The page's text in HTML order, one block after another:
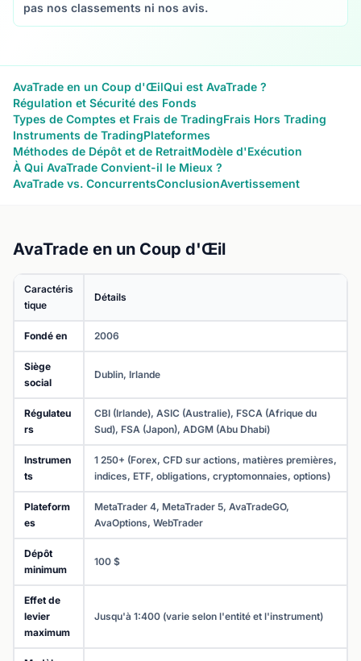
pas nos classements ni nos avis.
AvaTrade en un Coup d'ŒilQui est AvaTrade ?
Régulation et Sécurité des Fonds
Types de Comptes et Frais de TradingFrais Hors Trading
Instruments de TradingPlateformes
Méthodes de Dépôt et de RetraitModèle d'Exécution
À Qui AvaTrade Convient-il le Mieux ?
AvaTrade vs. ConcurrentsConclusionAvertissement
AvaTrade en un Coup d'Œil
Caractéris
tique
Détails
Fondé en 2006
Siège
social
Dublin, Irlande
Régulateu
rs
CBI (Irlande), ASIC (Australie), FSCA (Afrique du
Sud), FSA (Japon), ADGM (Abu Dhabi)
Instrumen
ts
1 250+ (Forex, CFD sur actions, matières premières,
indices, ETF, obligations, cryptomonnaies, options)
Plateform
es
MetaTrader 4, MetaTrader 5, AvaTradeGO,
AvaOptions, WebTrader
Dépôt
minimum
100 $
Effet de
levier
maximum
Jusqu'à 1:400 (varie selon l'entité et l'instrument)